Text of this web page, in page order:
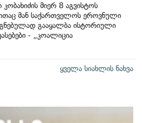
მიერ 8 აგვისტოს
მან საქართველოს ეროვნული
გააყალბა ისტორიული
- „კოალიცია
ყველა სიახლის ნახვა